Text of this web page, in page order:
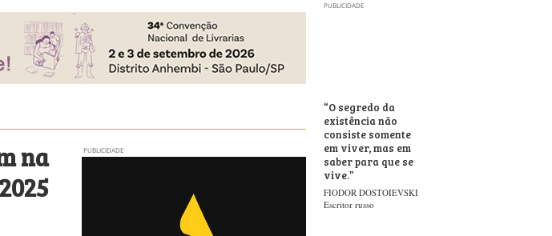
PUBLICIDADE
na
PUBLICIDADE
“O segredo da
existência não
consiste somente
em viver, mas em
saber para que se
vive.”
FIODOR DOSTOIEVSKI
Escritor russo